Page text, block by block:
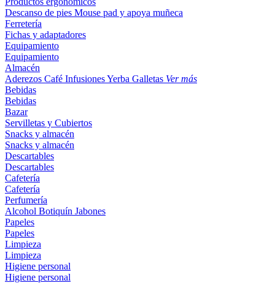
Descanso de pies Mouse pad y apoya muñeca
Ferretería
Fichas y adaptadores
Equipamiento
Equipamiento
Almacén
Aderezos Café InfusionesYerba Galletas Ver más
Bebidas
Bebidas
Bazar
Servilletas y Cubiertos
Snacks y almacén
Snacks y almacén
Descartables
Descartables
Cafetería
Cafetería
Perfumería
Alcohol Botiquín Jabones
Papeles
Papeles
Limpieza
Limpieza
Higiene personal
Higiene personal